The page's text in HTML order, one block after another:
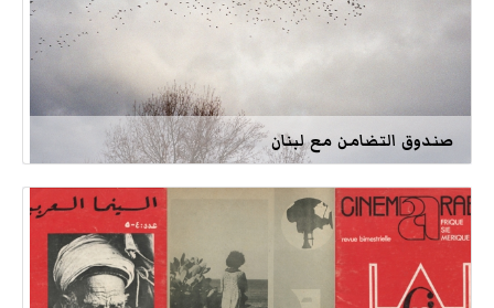
صندوق التضامن مع لبنان